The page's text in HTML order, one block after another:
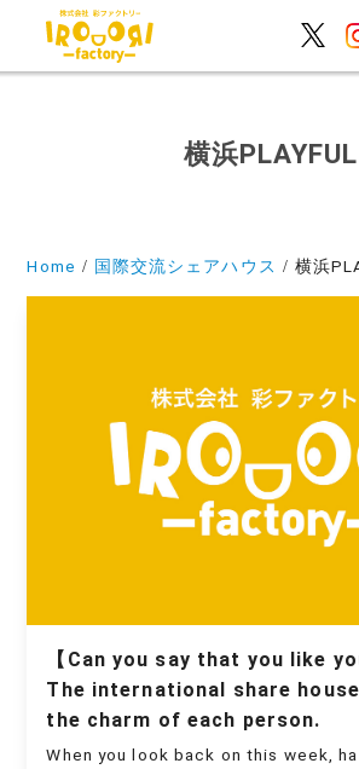
横浜PLAYFUL
Home 国際交流シェアハウス 横浜
【Can you say that you like
The international share
the charm of each person.
When you look back on this week,